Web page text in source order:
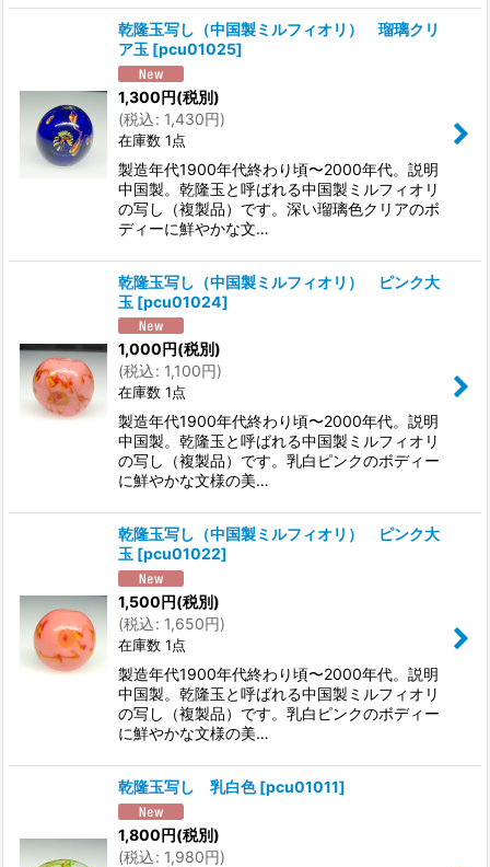
乾隆玉写し（中国製ミルフィオリ） 瑠璃クリ
ア玉 [pcu01025]
1,300円(税別)
(税込: 1,430円)
在庫数 1点
製造年代1900年代終わり頃〜2000年代。説明
中国製。乾隆玉と呼ばれる中国製ミルフィオリ
の写し（複製品）です。深い瑠璃色クリアのボ
ディーに鮮やかな文…
乾隆玉写し（中国製ミルフィオリ） ピンク大
玉 [pcu01024]
1,000 円(税別)
(税込: 1,100円)
在庫数 1点
製造年代1900年代終わり頃〜2000年代。説明
中国製。乾隆玉と呼ばれる中国製ミルフィオリ
の写し（複製品）です。乳白ピンクのボディー
に鮮やかな文様の美…
乾隆玉写し（中国製ミルフィオリ） ピンク大
玉 [pcu01022]
1,500円(税別)
(税込: 1,650円)
在庫数 1点
製造年代1900年代終わり頃〜2000年代。説明
中国製。乾隆玉と呼ばれる中国製ミルフィオリ
の写し（複製品）です。乳白ピンクのボディー
に鮮やかな文様の美…
乾隆玉写し 乳白色 [pcu01011]
1,800円(税別)
(税込: 1,980円)